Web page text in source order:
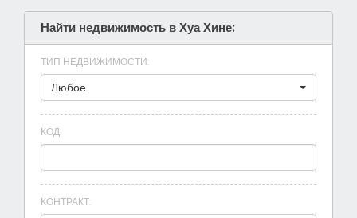
Найти недвижимость в Хуа Хине:
ТИП НЕДВИЖИМОСТИ:
Любое
КОД:
КОНТРАКТ: